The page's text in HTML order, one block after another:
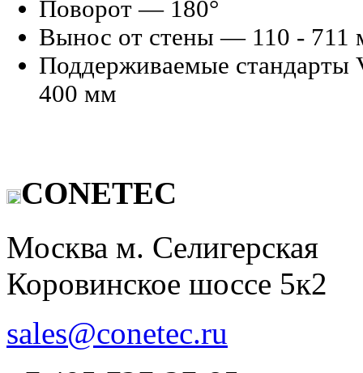
Поворот — 180°
Вынос от стены — 110 - 711
Поддерживаемые
400 мм
CONETEC
Москва м. Селигерская
Коровинское шоссе 5к2
sales@conetec.ru